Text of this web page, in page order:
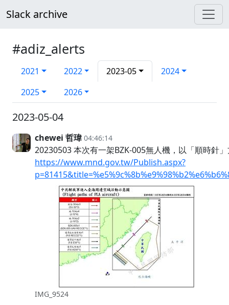
Slack archive
#adiz_alerts
2021 2022 2023-05
2024
2025
2026
2023-05-04
chewei 哲瑋 04:46:14
20230503 本次有一架BZK-005無人機，以「順時針
https://www.mnd.gov.tw/Publish.aspx?
IMG_9524